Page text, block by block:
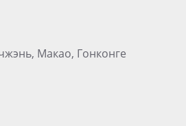
Макао, Гонконге